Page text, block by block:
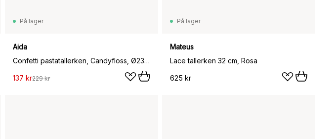
På lager
Aida
Confetti pastatallerken, Candyfloss, Ø23 cm
137 kr229 kr
På lager
Mateus
Lace tallerken 32 cm, Rosa
625 kr